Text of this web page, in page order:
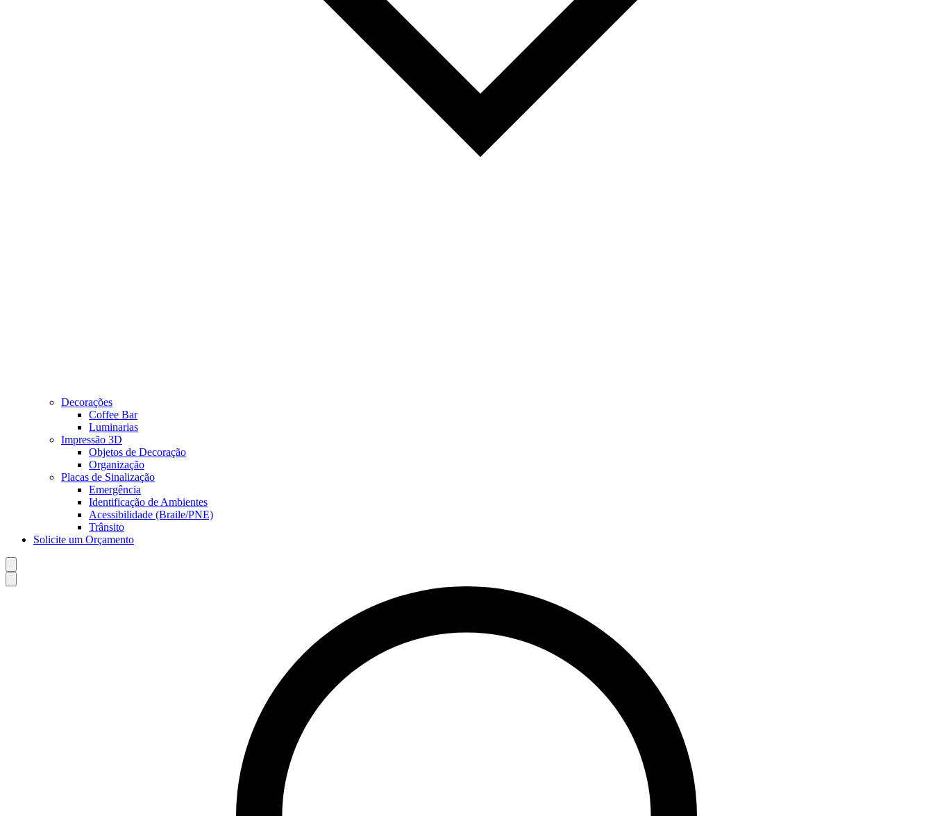
Decorações
Coffee Bar
Luminarias
Impressão 3D
Objetos de Decoração
Organização
Placas de Sinalização
Emergência
Identificação de Ambientes
Acessibilidade (Braile/PNE)
Trânsito
Solicite um Orçamento